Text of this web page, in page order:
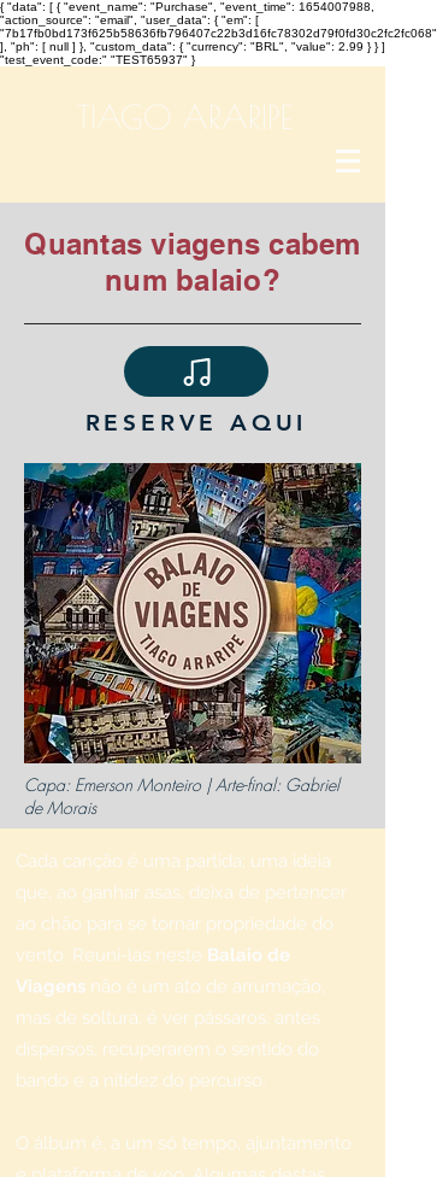
{ "data": [ { "event_name": "Purchase", "event_time": 1654007988,
"action_source": "email", "user_data": { "em": [
"7b17fb0bd173f625b58636fb796407c22b3d16fc78302d79f0fd30c2fc2fc068"
], "ph": [ null ] }, "custom_data": { "currency": "BRL", "value": 2.99 } } ]
"test_event_code:" "TEST65937" }
TIAGO ARARIPE
Quantas viagens cabem
num balaio?
RESERVE AQUI
Capa: Emerson Monteiro | Arte-final: Gabriel
de Morais
Cada canção é uma partida; uma ideia
que, ao ganhar asas, deixa de pertencer
ao chão para se tornar propriedade do
vento. Reuni-las neste Balaio de
Viagens não é um ato de arrumação,
mas de soltura: é ver pássaros, antes
dispersos, recuperarem o sentido do
bando e a nitidez do percurso.
O álbum é, a um só tempo, ajuntamento